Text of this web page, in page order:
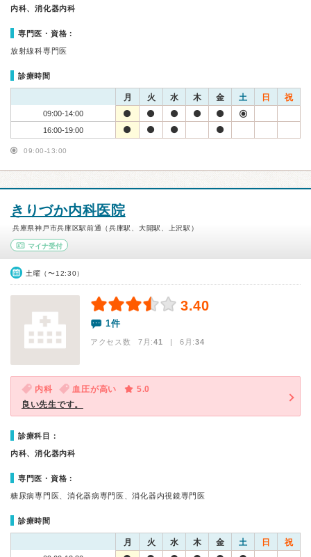
内科、消化器内科
専門医・資格：
放射線科専門医
診療時間
月 火 水 木 金 土 日 祝
09:00-14:00
16:00-19:00
09:00-13:00
きりづか内科医院
兵庫県神戸市兵庫区駅前通（兵庫駅、大開駅、上沢駅）
マイナ受付
土曜（〜12:30）
3.40
1件
アクセス数 7月:41 | 6月:34
内科 血圧が高い
5.0
良い先生です。
診療科目：
内科、消化器内科
専門医・資格：
糖尿病専門医、消化器病専門医、消化器内視鏡専門医
診療時間
月 火 水 木 金 土 日 祝